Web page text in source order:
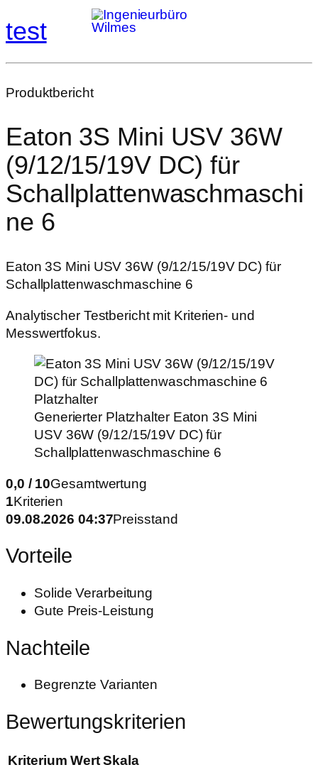
test
Produktbericht
Eaton 3S Mini USV 36W
(9/12/15/19V DC) für
Schallplattenwaschmaschi
ne 6
Eaton 3S Mini USV 36W (9/12/15/19V DC) für
Schallplattenwaschmaschine 6
Analytischer Testbericht mit Kriterien- und
Messwertfokus.
Generierter Platzhalter Eaton 3S Mini
USV 36W (9/12/15/19V DC) für
Schallplattenwaschmaschine 6
0,0 / 10Gesamtwertung
1Kriterien
09.08.2026 04:37Preisstand
Vorteile
Solide Verarbeitung
Gute Preis-Leistung
Nachteile
Begrenzte Varianten
Bewertungskriterien
Kriterium Wert Skala